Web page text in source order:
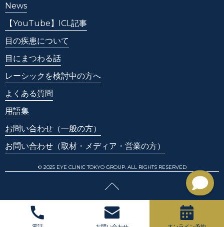
News
【YouTube】ICL記事
目の疾患について
目にまつわる話
レーシックを検討中の方へ
よくある質問
用語集
お問い合わせ （一般の方）
お問い合わせ （取材・メディア・営業の方）
© 2025 EYE CLINIC TOKYO GROUP. ALL RIGHTS RESERVED